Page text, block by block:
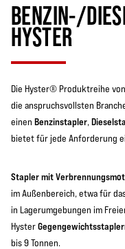
BENZIN-/
HYSTER
Die Hyster® Produktreihe von
die anspruchsvollsten
einen Benzinstapler,
bietet für jede Anforderung
Stapler mit
im Außenbereich, etwa für
in Lagerumgebungen im
Hyster
bis 9 Tonnen.